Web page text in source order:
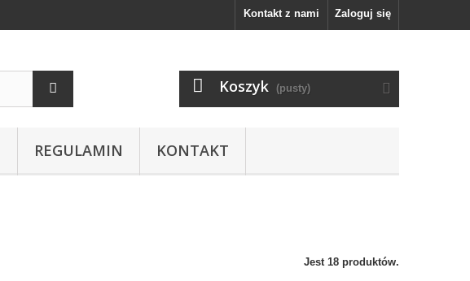
Zaloguj się
Kontakt z nami
Koszyk (pusty)
REGULAMIN KONTAKT
Jest 18 produktów.